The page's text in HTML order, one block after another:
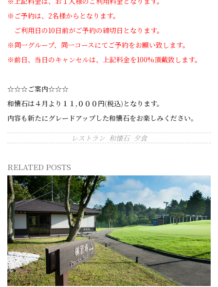
※ご予約は、2名様からとなります。
ご利用日の10日前がご予約の締切日となります。
※同一グループ、同一コースにてご予約をお願い致します。
※前日、当日のキャンセルは、上記料金を100%頂戴致します。
☆☆☆ご案内☆☆☆
和懐石は４月より１１,０００円(税込)となります。
内容も新たにグレードアップした和懐石をお楽しみください。
レストラン 和懐石 夕食
RELATED POSTS